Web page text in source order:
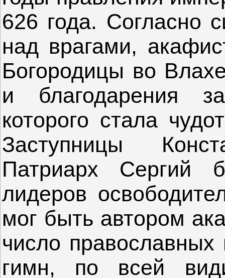
626 года. Согласно
над врагами,
Богородицы во
и благодарения
которого стала
Заступницы
Патриарх Сергий
лидеров
мог быть автором
число
гимн, по всей